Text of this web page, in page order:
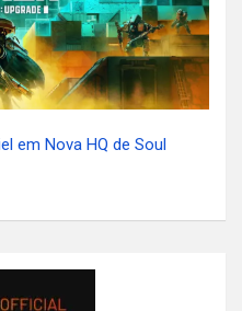
em Nova HQ de Soul